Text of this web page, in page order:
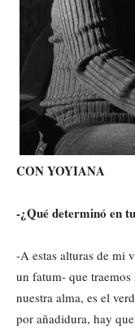
CON YOYIANA
-¿Qué determinó en
-A estas alturas de mi
un fatum- que
nuestra alma, es el
por añadidura, hay